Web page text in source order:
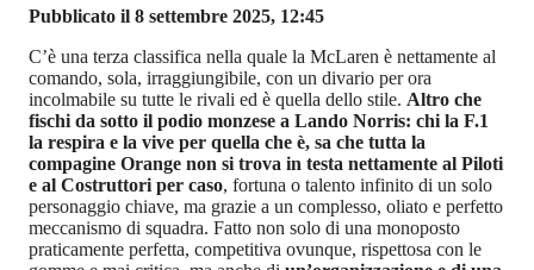
Pubblicato il 8 settembre 2025, 12:45
C’è una terza classifica nella quale la McLaren è nettamente al
comando, sola, irraggiungibile, con un divario per ora
incolmabile su tutte le rivali ed è quella dello stile. Altro che
fischi da sotto il podio monzese a Lando Norris: chi la F.1
la respira e la vive per quella che è, sa che tutta la
compagine Orange non si trova in testa nettamente al Piloti
e al Costruttori per caso, fortuna o talento infinito di un solo
personaggio chiave, ma grazie a un complesso, oliato e perfetto
meccanismo di squadra. Fatto non solo di una monoposto
praticamente perfetta, competitiva ovunque, rispettosa con le